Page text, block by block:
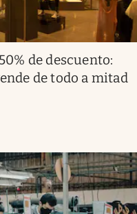
de descuento:
de todo a mitad